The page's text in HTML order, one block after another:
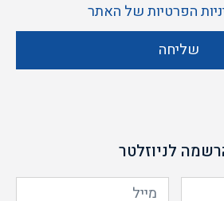
הפרטיותשל האתר
שליחה
לניוזלטר